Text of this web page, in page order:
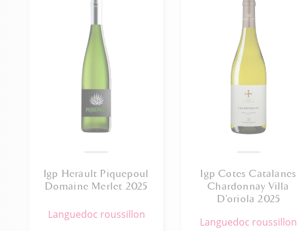
Igp Herault Piquepoul
Domaine Merlet 2025
languedoc roussillon
Igp Cotes Catalanes
Chardonnay Villa
D'oriola 2025
languedoc roussillon